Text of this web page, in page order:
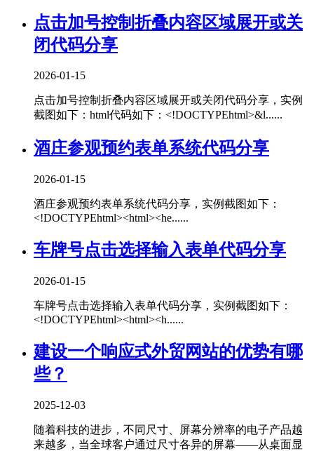
点击加号控制折叠内容区域展开或关
闭代码分享
2026-01-15
点击加号控制折叠内容区域展开或关闭代码分享，实例
截图如下：html代码如下：<!DOCTYPEhtml>&l......
酒庄参观预约表单系统代码分享
2026-01-15
酒庄参观预约表单系统代码分享，实例截图如下：
<!DOCTYPEhtml><html><he......
车牌号点击选择输入表单代码分享
2026-01-15
车牌号点击选择输入表单代码分享，实例截图如下：
<!DOCTYPEhtml><html><h......
建设一个响应式外贸网站的优势有哪
些？
2025-12-03
随着科技的进步，不同尺寸、屏幕分辨率的电子产品越
来越多，当全球客户通过尺寸各异的屏幕——从桌面显